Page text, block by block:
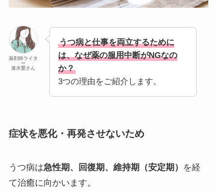
薬剤師ライタ
ー
速水愛さん
うつ病と仕事を両立するために
は、なぜ薬の服用中断がNGなの
か？
3つの理由をご紹介します。
症状を悪化・再発させないため
うつ病は急性期、回復期、維持期（安定期）
を経
て治癒に向かいます。